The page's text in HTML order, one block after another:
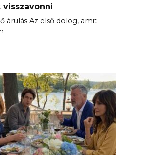
árulás Az első dolog, amit